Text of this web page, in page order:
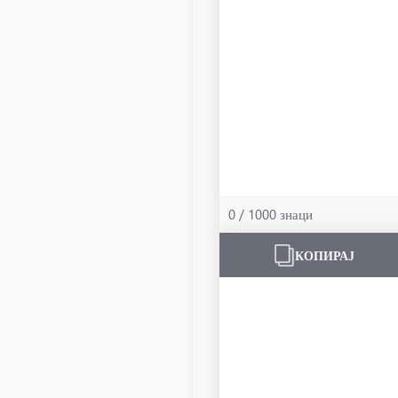
0 / 1000 знаци
КОПИРАЈ